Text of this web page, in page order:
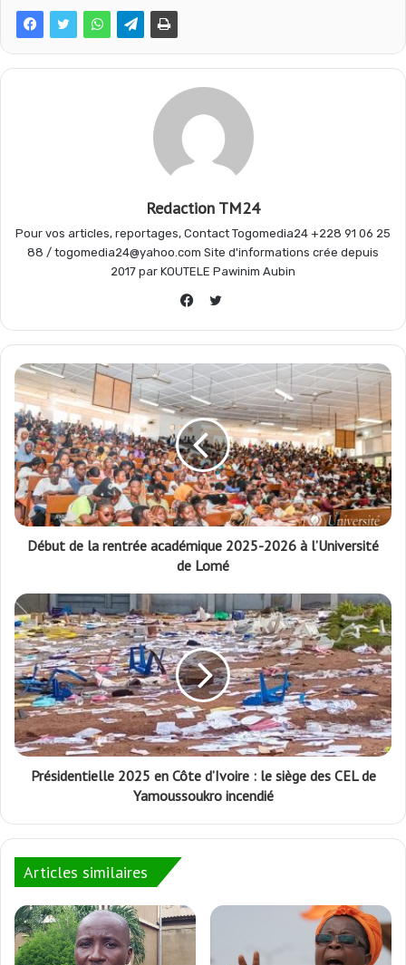
b s
p
a
m
Redaction TM24
Pour vos articles, reportages, Contact Togomedia24 +228 91 06 25
88 / togomedia24@yahoo.com Site d'informations crée depuis
2017 par KOUTELE Pawinim Aubin
Twitter
Début de la rentrée académique 2025-2026 à l’Université
de Lomé
Présidentielle 2025 en Côte d’Ivoire : le siège des CEL de
Yamoussoukro incendié
Articles similaires